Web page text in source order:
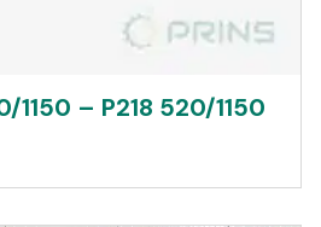
1150 – P218 520/1150